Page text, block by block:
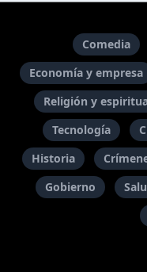
Comedia
Economía y empresa
Religión y
Tecnología
Historia
Gobierno